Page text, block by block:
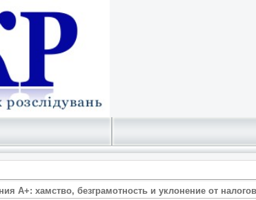
А+: хамство, безграмотность и уклонение от налогов